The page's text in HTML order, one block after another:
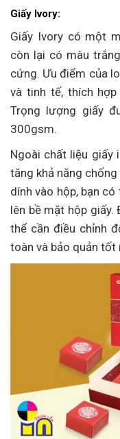
Giấy Ivory:
Giấy Ivory có một
còn lại có màu
cứng. Ưu điểm của
và tinh tế, thích
Trọng lượng giấy
300gsm.
Ngoài chất liệu giấy
tăng khả năng
dính vào hộp, bạn
lên bề mặt hộp giấy.
thể cần điều chỉnh
toàn và bảo quản tốt